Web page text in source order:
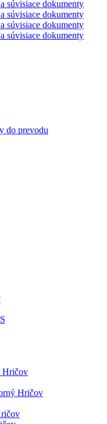
súvisiace dokumenty
súvisiace dokumenty
súvisiace dokumenty
súvisiace dokumenty
do prevodu
Hričov
Hričov